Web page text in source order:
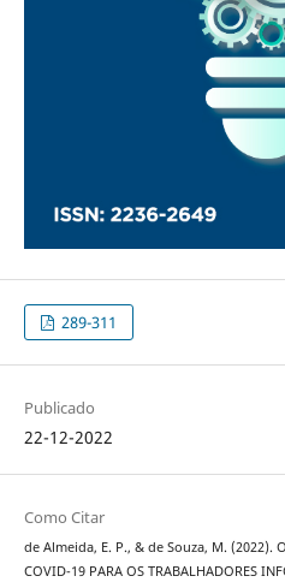
289-311
Publicado
22-12-2022
Como Citar
de Almeida, E. P., & de Souza, M. (2022).
COVID-19 PARA OS TRABALHADORES